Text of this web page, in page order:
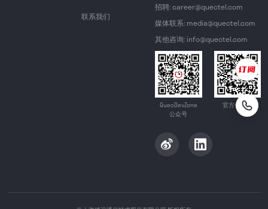
联系我们
招聘: career@quectel.com
媒体联系: media@quectel.com
其他咨询: info@quectel.com
QuecDevZone
公众号
官方公众号